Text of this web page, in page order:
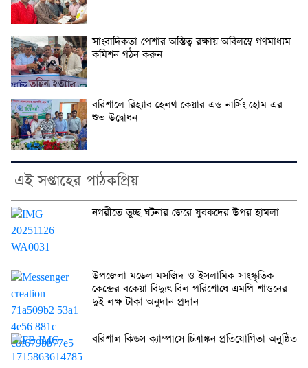
সাংবাদিকতা পেশার অস্তিত্ব রক্ষায় অবিলম্বে গণমাধ্যম
কমিশন গঠন করুন
বরিশালে রিহ্যাব হেলথ কেয়ার এন্ড নার্সিং হোম এর
শুভ উদ্বোধন
এই সপ্তাহের পাঠকপ্রিয়
নগরীতে তুচ্ছ ঘটনার জেরে যুবকদের উপর হামলা
উপজেলা মডেল মসজিদ ও ইসলামিক সাংস্কৃতিক
কেন্দ্রের বকেয়া বিদ্যুৎ বিল পরিশোধে এমপি শাওনের
দুই লক্ষ টাকা অনুদান প্রদান
বরিশাল কিডস ক্যাম্পাসে চিত্রাঙ্কন প্রতিযোগিতা অনুষ্ঠিত